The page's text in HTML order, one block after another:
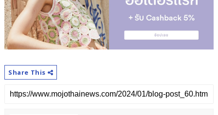
Share This